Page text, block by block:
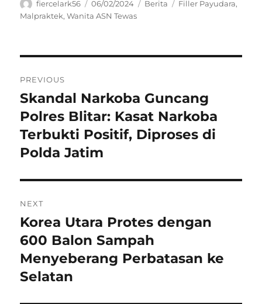
Author
fiercelark56
Posted
on
06/02/2024 Categories
Berita Tags
Filler Payudara,
Malpraktek,Wanita ASN Tewas
pos
PREVIOUS
Previous
post:
Skandal Narkoba Guncang
Polres Blitar: Kasat Narkoba
Terbukti Positif, Diproses di
Polda Jatim
NEXT
Next
post:
Korea Utara Protes dengan
600 Balon Sampah
Menyeberang Perbatasan ke
Selatan